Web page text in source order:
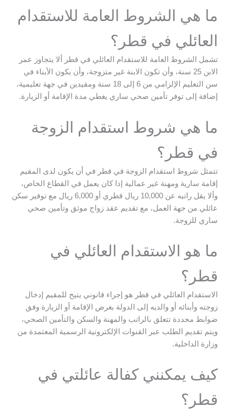
ما هي الشروط العامة للاستقدام
العائلي في قطر؟
تشمل الشروط العامة للاستقدام العائلي في قطر ألا يتجاوز عمر
الابن 25 سنة، وأن تكون الابنة غير متزوجة، وأن يكون الأبناء في
سن التعليم الإلزامي من 6 إلى 18 سنة ومقيدين في جهة تعليمية،
إضافة إلى توفر تأمين صحي ساري يغطي مدة الإقامة أو الزيارة.
ما هي شروط استقدام الزوجة
في قطر؟
تتمثل شروط استقدام الزوجة في قطر في أن يكون لدى المقيم
إقامة سارية ومهنة غير عمالية إذا كان يعمل في القطاع الخاص،
وألا يقل راتبه عن 10,000 ريال قطري أو 6,000 ريال مع توفير سكن
عائلي من جهة العمل، مع تقديم عقد زواج موثق وتأمين صحي
ساري للزوجة.
ما هو الاستقدام العائلي في
قطر؟
الاستقدام العائلي في قطر هو إجراء قانوني يتيح للمقيم إدخال
زوجته وأبنائه أو والديه إلى الدولة بغرض الإقامة أو الزيارة وفق
ضوابط محددة تتعلق بالراتب والمهنة والسكن والتأمين الصحي،
ويتم تقديم الطلب عبر القنوات الإلكترونية الرسمية المعتمدة من
وزارة الداخلية.
كيف يمكنني كفالة عائلتي في
قطر؟